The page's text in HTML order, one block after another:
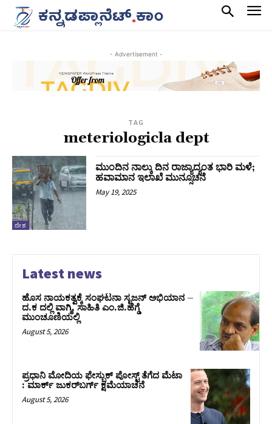
- Advertisement -
TAG
meteriologicla dept
ದೇಶ
ಮುಂದಿನ ನಾಲ್ಕು ದಿನ ರಾಜ್ಯಾದ್ಯಂತ ಭಾರಿ ಮಳೆ;
ಹವಾಮಾನ ಇಲಾಖೆ ಮುನ್ಸೂಚನೆ
May 19, 2025
Latest news
ಹೊಸ ನಾಯಕತ್ವಕ್ಕೆ ಸಂಘಟನಾ ಸೃಜನ್ ಅಭಿಯಾನ –
ದ.ಕ ದಲ್ಲಿ ವಾಗ್ಮಿ, ಸಾಹಿತಿ ಎಂ.ಜಿ.ಹೆಗ್ಡೆ
ಮುಂಚೂಣಿಯಲ್ಲಿ
August 5, 2026
ಪ್ರಧಾನಿ ಮೋದಿಯ ಫೇಸ್ಬುಕ್‌ ಪೋಸ್ಟ್‌ ತೆಗೆದ ಮೆಟಾ
: ಮಾರ್ಕ್ ಜುಕರ್‌ಬರ್ಗ್ ಕ್ಷಮೆಯಾಚನೆ
August 5, 2026